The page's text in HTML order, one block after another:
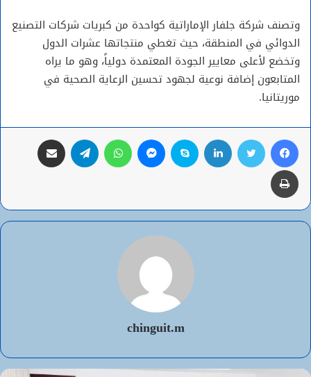
وتصنف شركة جلفار الإماراتية كواحدة من كبريات شركات التصنيع
الدوائي في المنطقة، حيث تغطي منتجاتها عشرات الدول
وتخضع لأعلى معايير الجودة المعتمدة دولياً، وهو ما يراه
المتابعون إضافة نوعية لجهود تحسين الرعاية الصحية في
موريتانيا.
فيسبوك تويتر لينكدإن سكايب ماسنجر واتساب تيلقرام
طباعة
chinguit.m